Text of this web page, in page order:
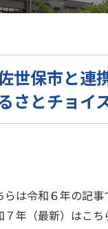
世保市と連
さとチョイ
らは令和６年の記事
７年（最新）はこ